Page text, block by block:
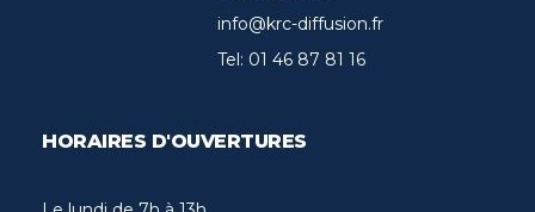
info@krc-diffusion.fr
Tel: 01 46 87 81 16
HORAIRES D'OUVERTURES